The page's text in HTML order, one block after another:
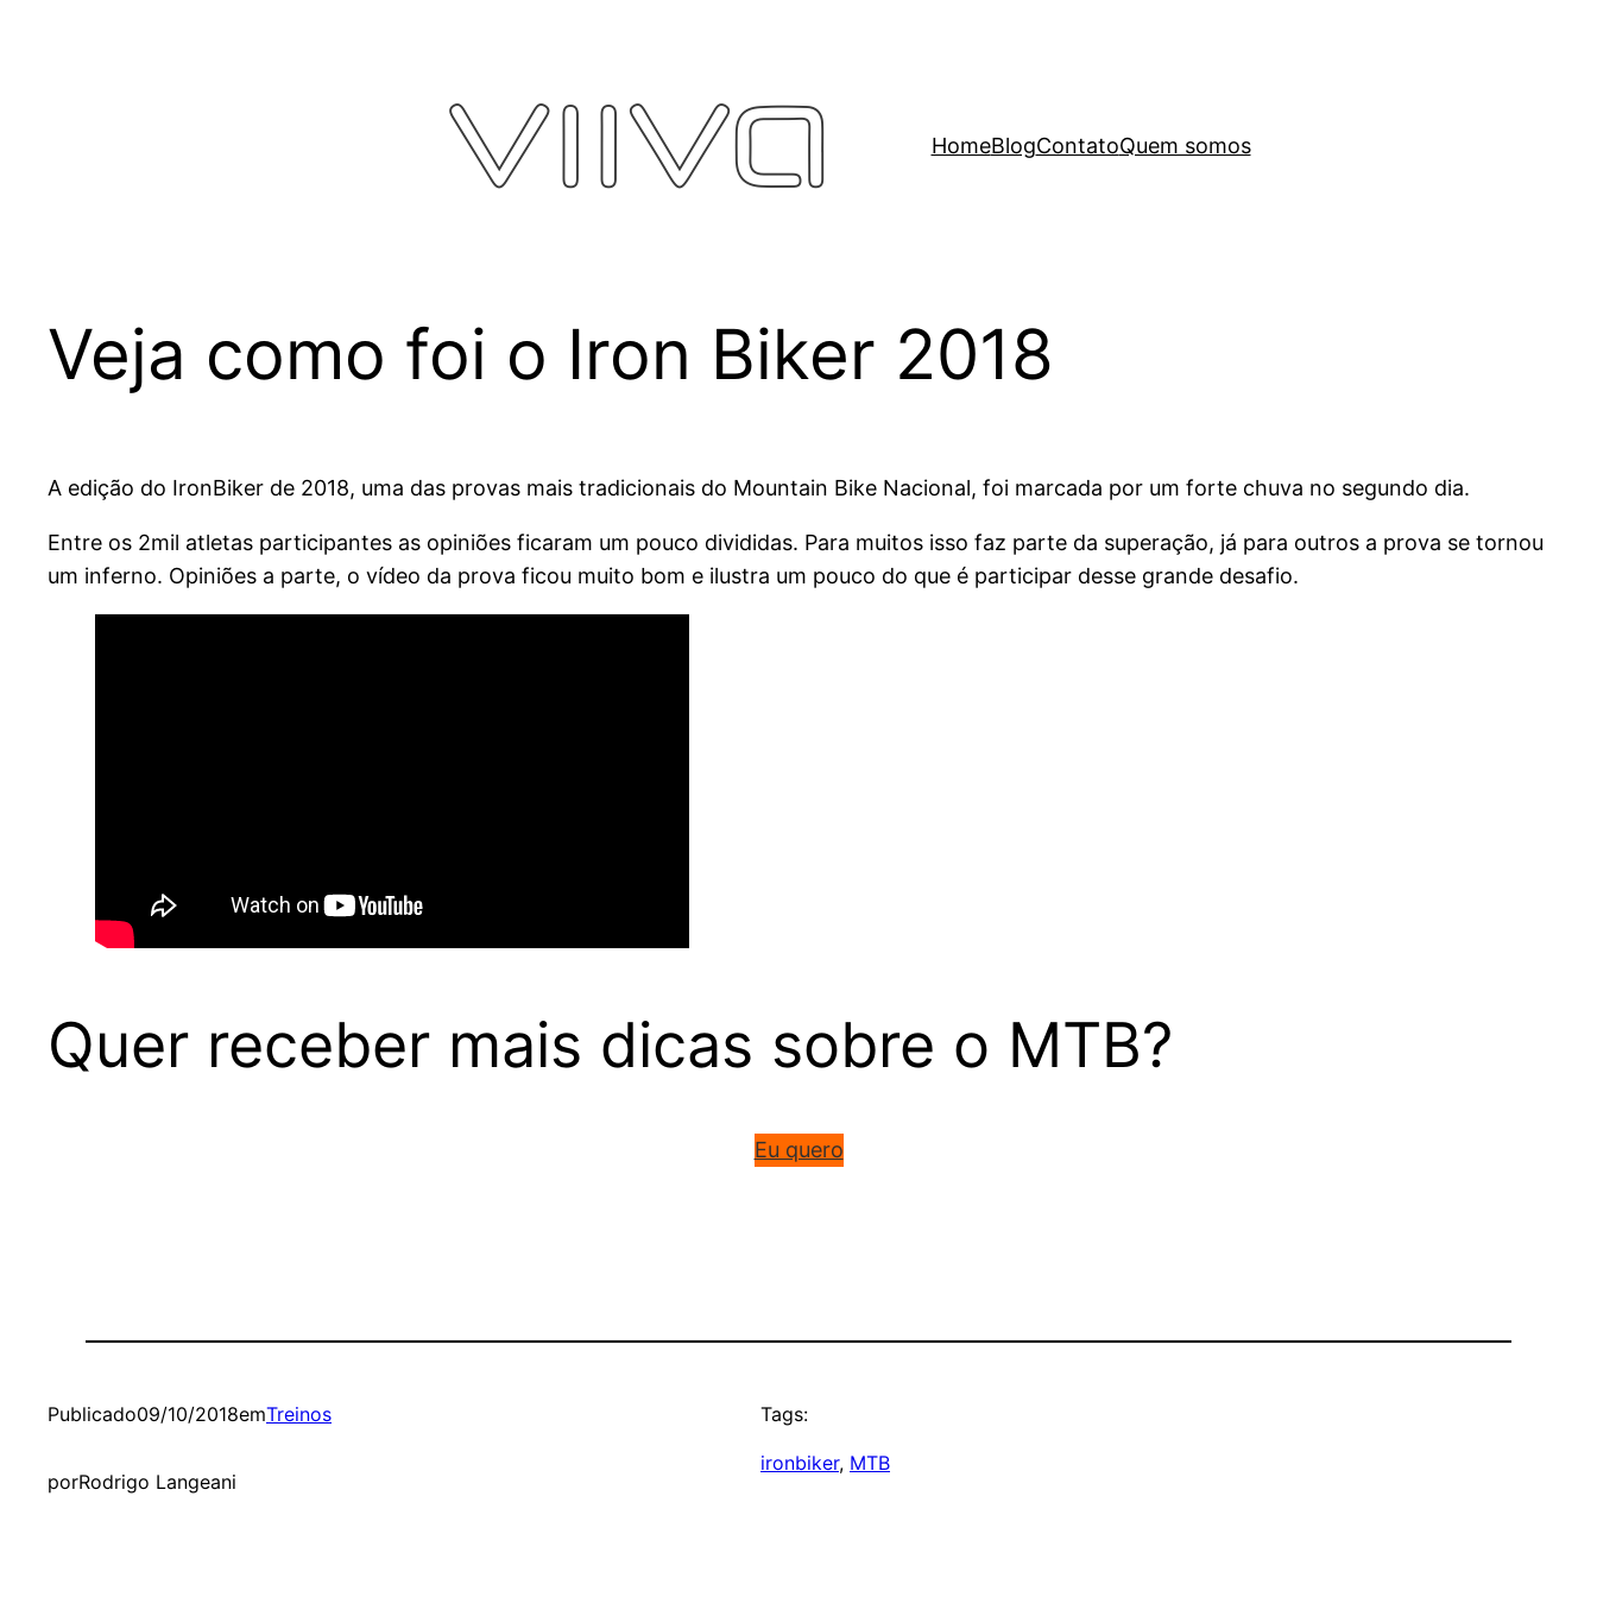
HomeBlogContatoQuem somos
Veja como foi o Iron Biker 2018
A edição do IronBiker de 2018, uma das provas mais tradicionais do Mountain Bike Nacional, foi marcada por um forte chuva no segundo dia.
Entre os 2mil atletas participantes as opiniões ficaram um pouco divididas. Para muitos isso faz parte da superação, já para outros a prova se tornou
um inferno. Opiniões a parte, o vídeo da prova ficou muito bom e ilustra um pouco do que é participar desse grande desafio.
Quer receber mais dicas sobre o MTB?
Eu quero
Publicado09/10/2018emTreinos
porRodrigo Langeani
Tags:
ironbiker, MTB